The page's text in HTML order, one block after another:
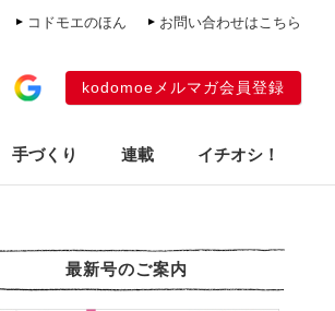
コドモエのほん お問い合わせはこちら
kodomoeメルマガ会員登録
手づくり 連載 イチオシ！
最新号のご案内